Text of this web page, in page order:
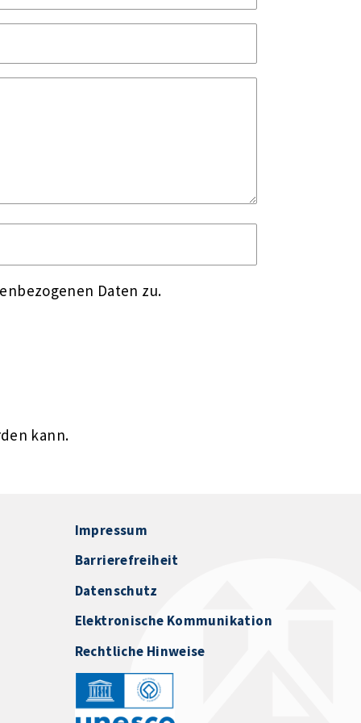
Daten zu.
kann.
Impressum
Barrierefreiheit
Datenschutz
Elektronische Kommunikation
Rechtliche Hinweise